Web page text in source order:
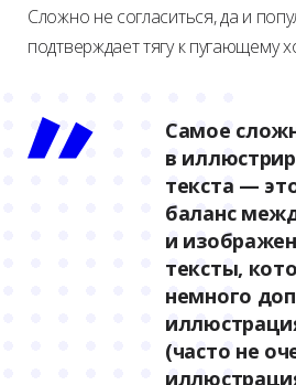
Сложно не согласиться, да и
подтверждает тягу к пугающему
Самое
в
текста —
баланс
и
тексты,
немного
(часто не